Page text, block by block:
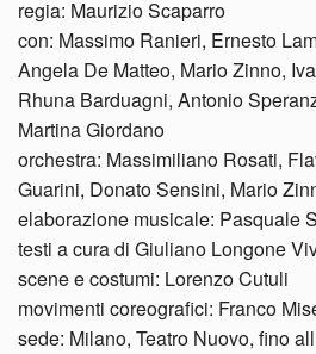
regia: Maurizio Scaparro
con: Massimo Ranieri, Ernesto
Angela De Matteo, Mario Zinno,
Rhuna Barduagni, Antonio
Martina Giordano
orchestra: Massimiliano Rosati,
Guarini, Donato Sensini, Mario
elaborazione musicale: Pasquale
testi a cura di Giuliano Longone
scene e costumi: Lorenzo Cutuli
movimenti coreografici: Franco
sede: Milano, Teatro Nuovo, fino